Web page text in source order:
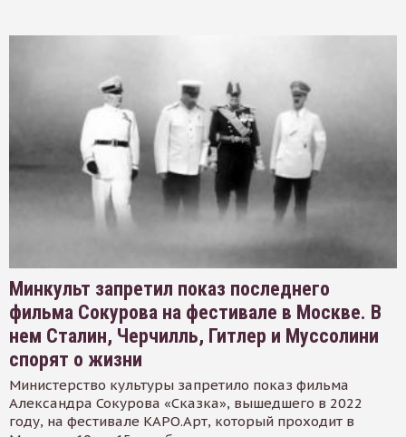
Минкульт запретил показ последнего
фильма Сокурова на фестивале в Москве. В
нем Сталин, Черчилль, Гитлер и Муссолини
спорят о жизни
Министерство культуры запретило показ фильма
Александра Сокурова «Сказка», вышедшего в 2022
году, на фестивале КАРО.Арт, который проходит в